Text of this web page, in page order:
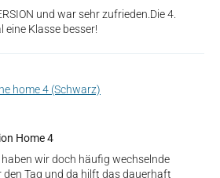
und war sehr zufrieden.Die 4.
Klasse besser!
home 4 (Schwarz)
Home 4
wir doch häufig wechselnde
Tag und da hilft das dauerhaft